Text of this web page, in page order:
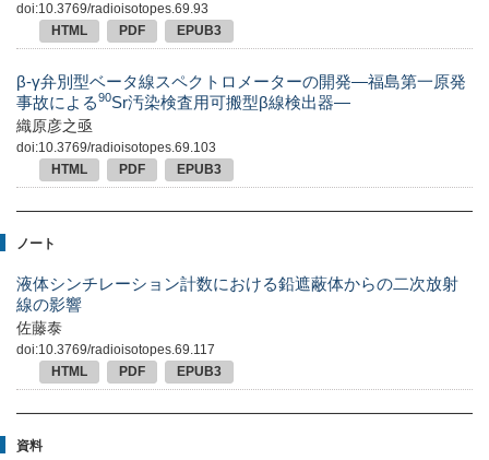
doi:10.3769/radioisotopes.69.93
HTML
PDF EPUB3
β-γ弁別型ベータ線スペクトロメーターの開発—福島第一原発
事故による90Sr汚染検査用可搬型β線検出器—
織原彦之亟
doi:10.3769/radioisotopes.69.103
HTML
PDF EPUB3
ノート
液体シンチレーション計数における鉛遮蔽体からの二次放射
線の影響
佐藤泰
doi:10.3769/radioisotopes.69.117
HTML
PDF EPUB3
資料